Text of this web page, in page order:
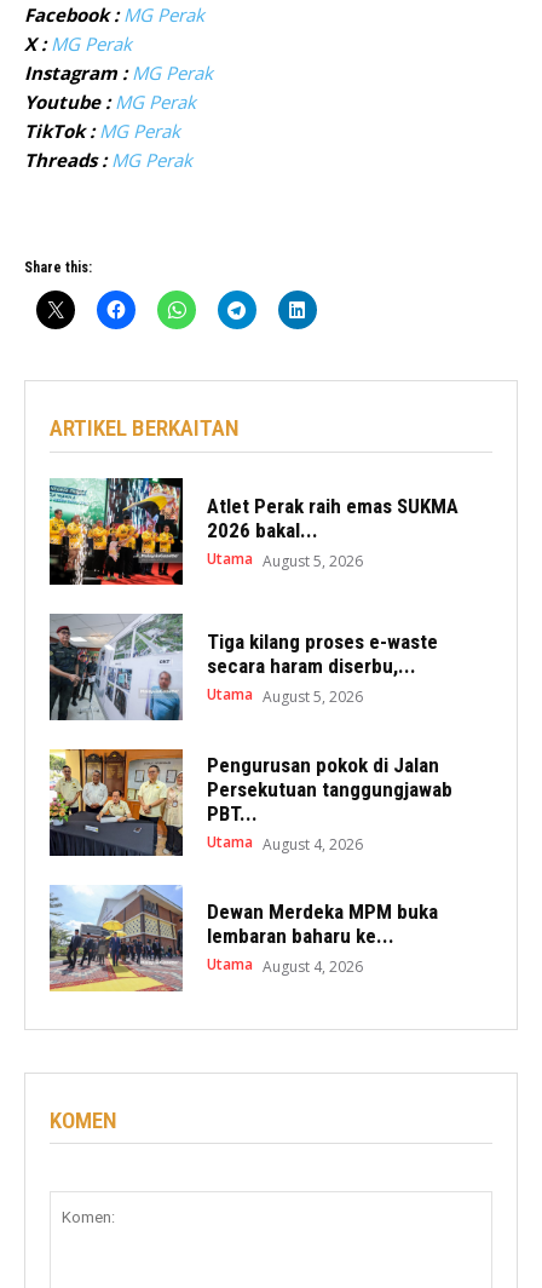
Facebook : MG Perak
X : MG Perak
Instagram : MG Perak
Youtube : MG Perak
TikTok : MG Perak
Threads : MG Perak
Share this:
ARTIKEL BERKAITAN
Atlet Perak raih emas SUKMA
2026 bakal...
Utama August 5, 2026
Tiga kilang proses e-waste
secara haram diserbu,...
Utama August 5, 2026
Pengurusan pokok di Jalan
Persekutuan tanggungjawab
PBT...
Utama August 4, 2026
Dewan Merdeka MPM buka
lembaran baharu ke...
Utama August 4, 2026
KOMEN